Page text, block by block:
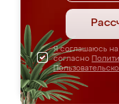
Я соглашаюсь
согласно